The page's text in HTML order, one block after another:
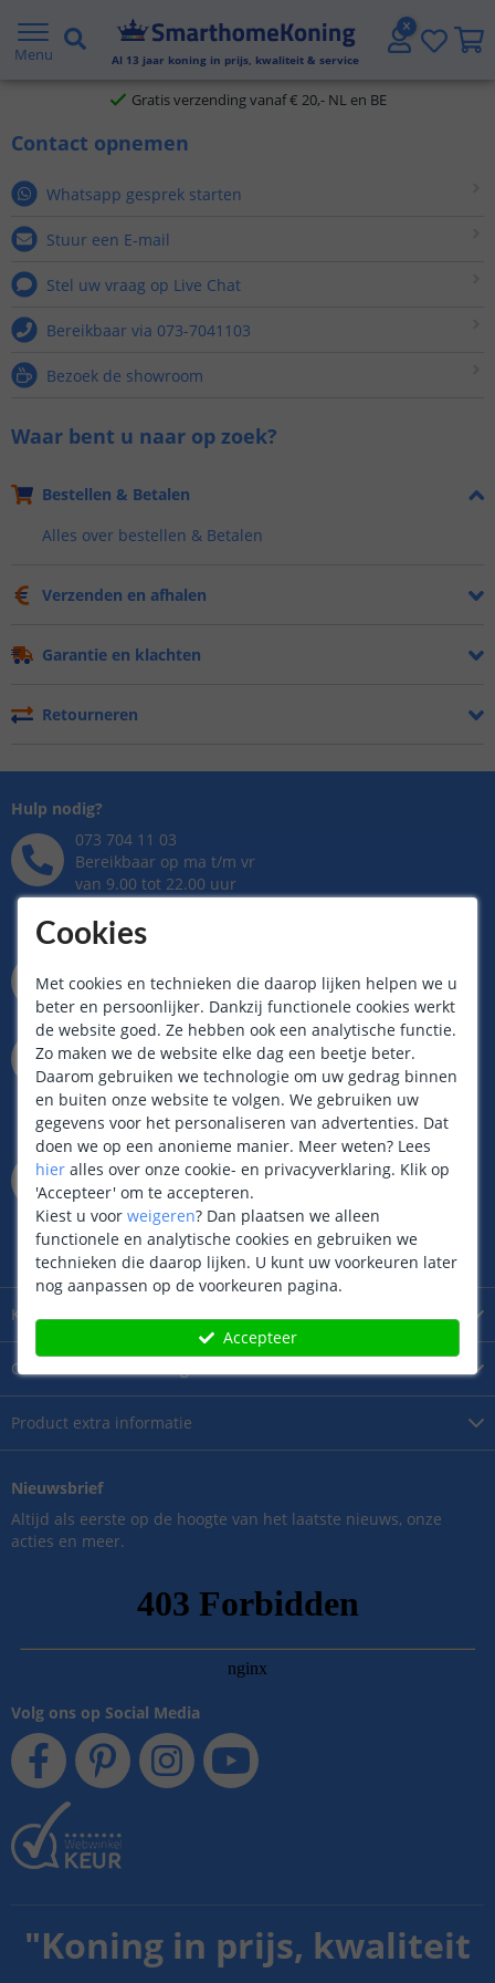
Menu Al 13 jaar koning in prijs, kwaliteit & service
2 jaar garantie
Gratis verzending vanaf € 20,- NL en BE
Voor 23:45 uur besteld,
Contact opnemen
Whatsapp gesprek starten
Stuur een E-mail
Stel uw vraag op Live Chat
Bereikbaar via 073-7041103
Bezoek de showroom
Waar bent u naar op zoek?
Bestellen & Betalen
Alles over bestellen & Betalen
Verzenden en afhalen
Garantie en klachten
Retourneren
Over
Product extra informatie
Klantenservice
Hulp nodig?
073 704 11 03
Bereikbaar op ma t/m vr
van 9.00 tot 22.00 uur
Zondag van 12.00 tot 17.00 uur
Binnen 24 uur antwoord,
meestal sneller!
073 704 11 00
Whatsapp op ma t/m vr
van 9.00 tot 22.00 uur
Zaterdag van 9.00 tot 17.00 uur
Zondag van 12.00 tot 17.00 uur
Kantoor / Showroom
Rietveldenweg 49D
5222AP's Hertogenbosch
Maandag t/m zaterdag geopend
van 09.00 tot 17.00 uur
Nieuwsbrief
Altijd als eerste op de hoogte van het laatste nieuws, onze
acties en meer.
Volg ons op Social Media
"Koning in prijs, kwaliteit
Cookies
Met cookies en technieken die daarop lijken helpen we u
beter en persoonlijker. Dankzij functionele cookies werkt
de website goed. Ze hebben ook een analytische functie.
Zo maken we de website elke dag een beetje beter.
Daarom gebruiken we technologie om uw gedrag binnen
en buiten onze website te volgen. We gebruiken uw
gegevens voor het personaliseren van advertenties. Dat
doen we op een anonieme manier. Meer weten? Lees
hier alles over onze cookie- en privacyverklaring. Klik op
'Accepteer' om te accepteren.
Kiest u voor weigeren? Dan plaatsen we alleen
functionele en analytische cookies en gebruiken we
technieken die daarop lijken. U kunt uw voorkeuren later
nog aanpassen op de voorkeuren pagina.
Accepteer